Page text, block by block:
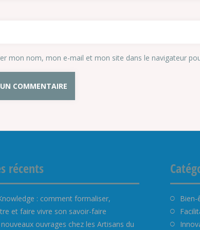
mon nom, mon e-mail et mon site dans le navigateur
récents
: comment formaliser,
et faire vivre son savoir-faire
ouvrages chez les Artisans du
Bien-